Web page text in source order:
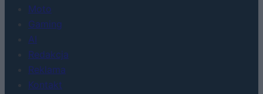
Moto
Gaming
AI
Redakcja
Reklama
Kontakt